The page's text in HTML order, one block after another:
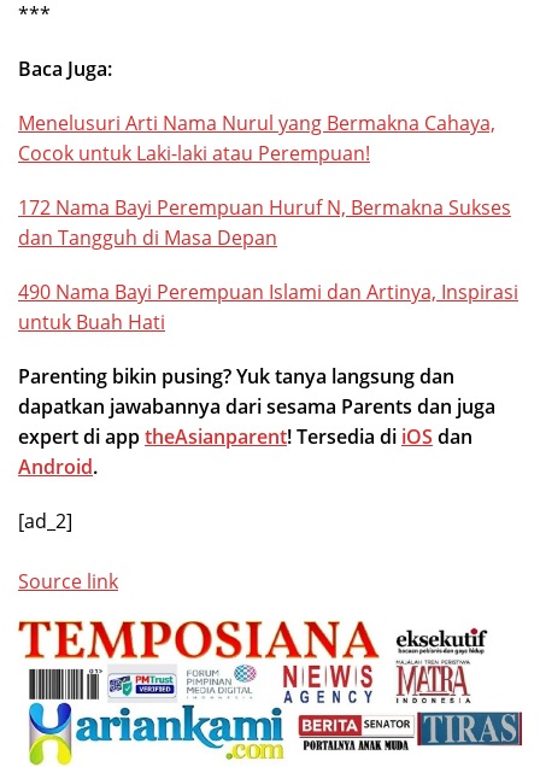
***
Baca Juga:
Menelusuri Arti Nama Nurul yang Bermakna Cahaya,
Cocok untuk Laki-laki atau Perempuan!
172 Nama Bayi Perempuan Huruf N, Bermakna Sukses
dan Tangguh di Masa Depan
490 Nama Bayi Perempuan Islami dan Artinya, Inspirasi
untuk Buah Hati
Parenting bikin pusing? Yuk tanya langsung dan
dapatkan jawabannya dari sesama Parents dan juga
expert di apptheAsianparent! Tersedia di iOS dan
Android.
[ad_2]
Source link